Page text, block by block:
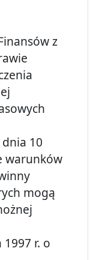
z
10
warunków
mogą
r. o